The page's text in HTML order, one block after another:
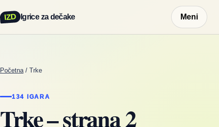
IZD Igrice za dečake Meni
Početna / Trke
134 IGARA
Trke – strana 2